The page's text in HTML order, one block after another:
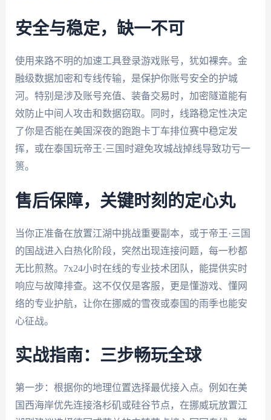
安全与稳定，缺一不可
使用来路不明的加速工具登录游戏账号，犹如裸奔。金
融级数据加密和专线传输，是保护你账号安全的护城
河。特别是涉及账号充值、装备交易时，加密隧道能有
效防止中间人攻击和数据窃取。同时，线路稳定性决定
了你是否能在美国深夜的跑跑卡丁车排位赛中稳定发
挥，或在泰国玩帝王·三国时避免攻城战掉线导致功亏一
篑。
售后保障，关键时刻的定心丸
当你正准备在放置江湖中挑战重要副本，或于帝王·三国
的国战进入白热化阶段，突然出现连接问题，每一秒都
无比煎熬。7x24小时在线的专业技术团队，能提供实时
响应与故障排查。这不仅仅是客服，更是懂游戏、懂网
络的专业护航，让你在挪威的雪夜或泰国的雨季也能安
心征战。
实战指南：三步畅玩全球
第一步：根据你的地理位置选择最优接入点。例如在美
国西海岸优先连接洛杉矶或硅谷节点，在挪威玩放置江